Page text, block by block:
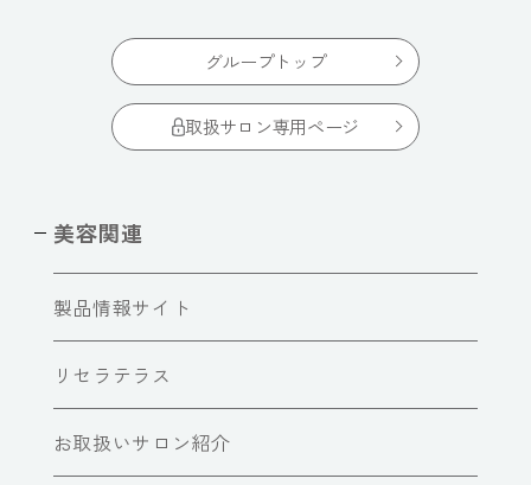
グループトップ
取扱サロン専用ページ
美容関連
製品情報サイト
リセラテラス
お取扱いサロン紹介